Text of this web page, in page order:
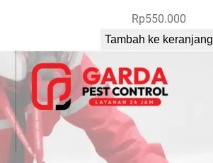
Rp550.000
Tambah ke keranjang